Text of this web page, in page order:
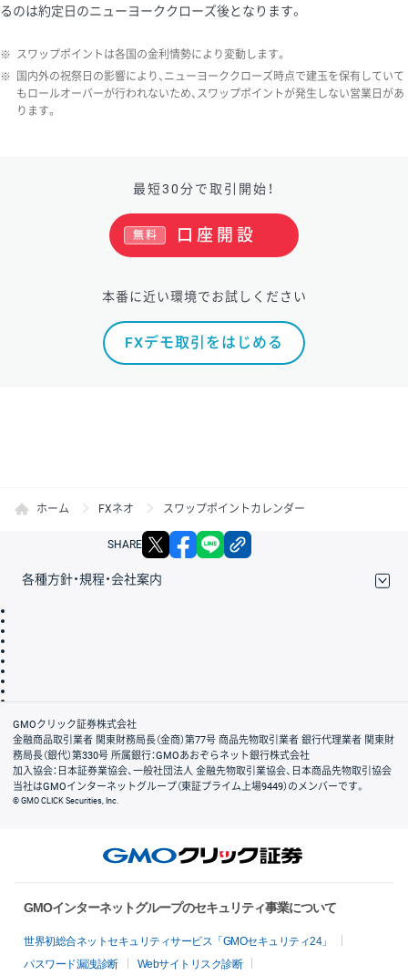
るのは約定日のニューヨーククローズ後となります。
※ スワップポイントは各国の金利情勢により変動します。
※
国内外の祝祭日の影響により、ニューヨーククローズ時点で建玉を保有していて
もロールオーバーが行われないため、スワップポイントが発生しない営業日があ
ります。
最短30分で取引開始！
口座開設
無料
本番に近い環境でお試しください
FXデモ取引をはじめる
ホーム FXネオ スワップポイントカレンダー
SHARE X facebook
各種方針・規程・会社案内
会社案内
GMOクリック証券株式会社
金融商品取引業者 関東財務局長（金商）第77号 商品先物取引業者 銀行代理業者 関東財
務局長（銀代）第330号 所属銀行：GMOあおぞらネット銀行株式会社
加入協会：日本証券業協会、一般社団法人 金融先物取引業協会、日本商品先物取引協会
当社はGMOインターネットグループ（東証プライム上場9449）のメンバーです。
© GMO CLICK Securities, Inc.
GMOインターネットグループのセキュリティ事業について
世界初総合ネットセキュリティサービス「GMOセキュリティ24」
パスワード漏洩診断
Webサイトリスク診断